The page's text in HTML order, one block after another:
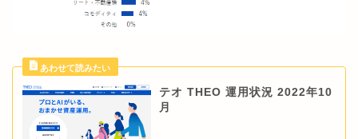
テオ THEO 運用状況 2022年10
月